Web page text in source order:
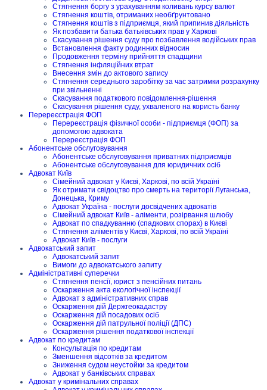
Стягнення боргу з урахуванням коливань курсу валют
Стягнення коштів, отриманих необґрунтовано
Стягнення коштів з підприємця, який припинив діяльність
Як позбавити батька батьківських прав у Харкові
Скасування рішення суду про позбавлення водійських прав
Встановлення факту родинних відносин
Продовження терміну прийняття спадщини
Стягнення інфляційних втрат
Внесення змін до актового запису
Стягнення середнього заробітку за час затримки розрахунку
при звільненні
Скасування податкового повідомлення-рішення
Скасування рішення суду, ухваленого на користь банку
Перереєстрація ФОП
Перереєстрація фізичної особи - підприємця (ФОП) за
допомогою адвоката
Перереєстрація ФОП
Абонентське обслуговування
Абонентське обслуговування приватних підприємців
Абонентське обслуговування для юридичних осіб
Адвокат Київ
Сімейний адвокат у Києві, Харкові, по всій Україні
Як отримати свідоцтво про смерть на території Луганська,
Донецька, Криму
Адвокат Україна - послуги досвідчених адвокатів
Сімейний адвокат Київ - аліменти, розірвання шлюбу
Адвокат по спадкуванню (спадкових спорах) в Києві
Стягнення аліментів у Києві, Харкові, по всій Україні
Адвокат Київ - послуги
Адвокатський запит
Адвокатський запит
Вимоги до адвокатського запиту
Адміністративні суперечки
Стягнення пенсії, юрист з пенсійних питань
Оскарження акта екологічної інспекції
Адвокат з адміністративних справ
Оскарження дій Держгеокадастру
Оскарження дій посадових осіб
Оскарження дій патрульної поліції (ДПС)
Оскарження рішення податкової інспекції
Адвокат по кредитам
Консультація по кредитам
Зменшення відсотків за кредитом
Зниження судом неустойки за кредитом
Адвокат у банківських справах
Адвокат у кримінальних справах